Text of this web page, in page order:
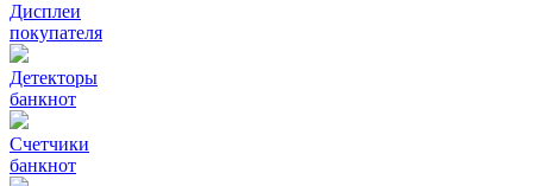
Дисплеи
покупателя
Детекторы
банкнот
Счетчики
банкнот